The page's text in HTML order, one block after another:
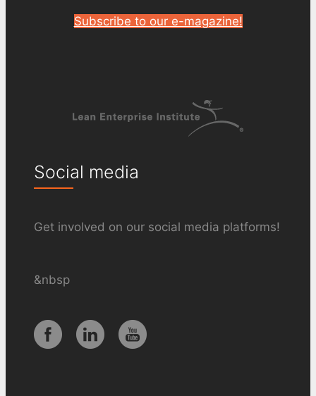
Subscribe to our e-magazine!
Social media
Get involved on our social media platforms!
&nbsp